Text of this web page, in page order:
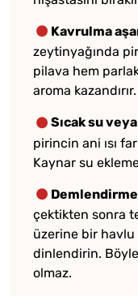
Kavrulma
zeytinyağında
pilava hem
aroma kazandırır.
Sıcak su
pirincin ani ısı
Kaynar su
çektikten sonra
üzerine bir havlu
dinlendirin.
olmaz.